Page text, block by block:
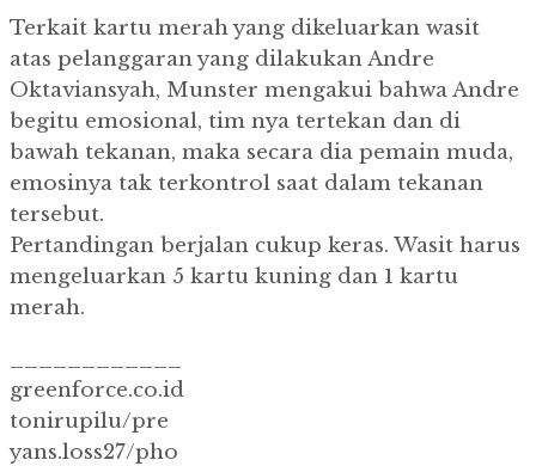
Terkait kartu merah yang dikeluarkan wasit
atas pelanggaran yang dilakukan Andre
Oktaviansyah, Munster mengakui bahwa Andre
begitu emosional, tim nya tertekan dan di
bawah tekanan, maka secara dia pemain muda,
emosinya tak terkontrol saat dalam tekanan
tersebut.
Pertandingan berjalan cukup keras. Wasit harus
mengeluarkan 5 kartu kuning dan 1 kartu
merah.
greenforce.co.id
tonirupilu/pre
yans.loss27/pho